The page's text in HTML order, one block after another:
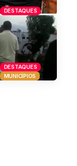
DESTAQUES
DESTAQUES
MUNICÍPIOS